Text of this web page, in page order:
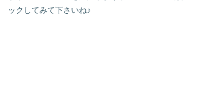
ックしてみて下さいね♪